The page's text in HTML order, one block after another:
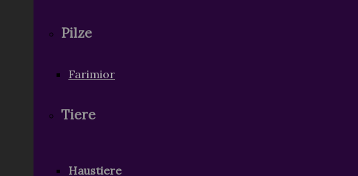
Pilze
Farimior
Tiere
Haustiere